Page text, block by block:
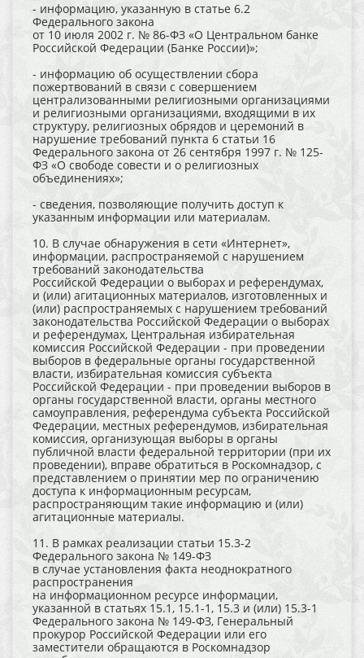
- информацию, указанную в статье 6.2
Федерального закона
от 10 июля 2002 г. № 86-ФЗ «О Центральном банке
Российской Федерации (Банке России)»;
- информацию об осуществлении сбора
пожертвований в связи с совершением
централизованными религиозными организациями
и религиозными организациями, входящими в их
структуру, религиозных обрядов и церемоний в
нарушение требований пункта 6 статьи 16
Федерального закона от 26 сентября 1997 г. № 125-
ФЗ «О свободе совести и о религиозных
объединениях»;
- сведения, позволяющие получить доступ к
указанным информации или материалам.
10. В случае обнаружения в сети «Интернет»,
информации, распространяемой с нарушением
требований законодательства
Российской Федерации о выборах и референдумах,
и (или) агитационных материалов, изготовленных и
(или) распространяемых с нарушением требований
законодательства Российской Федерации о выборах
и референдумах, Центральная избирательная
комиссия Российской Федерации - при проведении
выборов в федеральные органы государственной
власти, избирательная комиссия субъекта
Российской Федерации - при проведении выборов в
органы государственной власти, органы местного
самоуправления, референдума субъекта Российской
Федерации, местных референдумов, избирательная
комиссия, организующая выборы в органы
публичной власти федеральной территории (при их
проведении), вправе обратиться в Роскомнадзор, с
представлением о принятии мер по ограничению
доступа к информационным ресурсам,
распространяющим такие информацию и (или)
агитационные материалы.
11. В рамках реализации статьи 15.3-2
Федерального закона № 149-ФЗ
в случае установления факта неоднократного
распространения
на информационном ресурсе информации,
указанной в статьях 15.1, 15.1-1, 15.3 и (или) 15.3-1
Федерального закона № 149-ФЗ, Генеральный
прокурор Российской Федерации или его
заместители обращаются в Роскомнадзор